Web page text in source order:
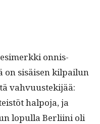
onnis­
on sisäisen kil­pailun
vahvu­ustek­i­jää:
halpo­ja, ja
lop­ul­la Berli­i­ni oli